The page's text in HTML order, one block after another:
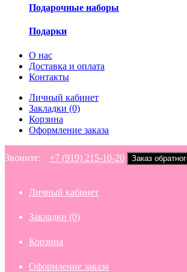
Подарочные наборы
Подарки
О нас
Доставка и оплата
Контакты
Личный кабинет
Закладки (0)
Корзина
Оформление заказа
Звоните: +7 (919) 215-10-20 Заказ
Личный кабинет
Закладки (0)
Корзина
Оформление заказа